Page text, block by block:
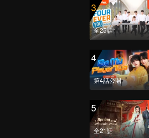
her attention.
3
全25話
4
第4話公開
5
全21話